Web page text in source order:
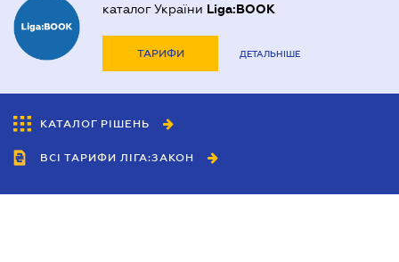
каталог України Liga:BOOK
ТАРИФИ ДЕТАЛЬНІШЕ
КАТАЛОГ РІШЕНЬ
ВСІ ТАРИФИ ЛІГА:ЗАКОН